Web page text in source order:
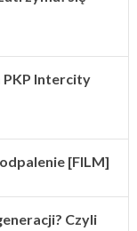
PKP Intercity
[FILM]
Czyli